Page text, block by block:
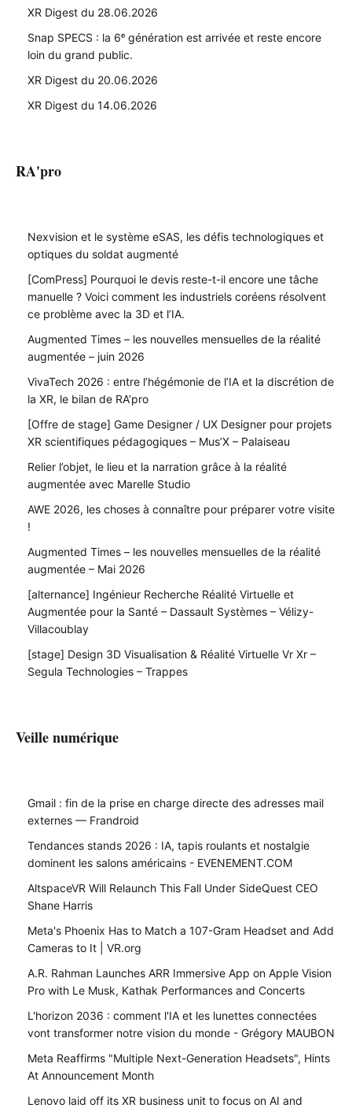
XR Digest du 28.06.2026
Snap SPECS : la 6ᵉ génération est arrivée et reste encore
loin du grand public.
XR Digest du 20.06.2026
XR Digest du 14.06.2026
RA'pro
Nexvision et le système eSAS, les défis technologiques et
optiques du soldat augmenté
[ComPress] Pourquoi le devis reste-t-il encore une tâche
manuelle ? Voici comment les industriels coréens résolvent
ce problème avec la 3D et l’IA.
Augmented Times – les nouvelles mensuelles de la réalité
augmentée – juin 2026
VivaTech 2026 : entre l’hégémonie de l’IA et la discrétion de
la XR, le bilan de RA’pro
[Offre de stage] Game Designer / UX Designer pour projets
XR scientifiques pédagogiques – Mus’X – Palaiseau
Relier l’objet, le lieu et la narration grâce à la réalité
augmentée avec Marelle Studio
AWE 2026, les choses à connaître pour préparer votre visite
!
Augmented Times – les nouvelles mensuelles de la réalité
augmentée – Mai 2026
[alternance] Ingénieur Recherche Réalité Virtuelle et
Augmentée pour la Santé – Dassault Systèmes – Vélizy-
Villacoublay
[stage] Design 3D Visualisation & Réalité Virtuelle Vr Xr –
Segula Technologies – Trappes
Veille numérique
Gmail : fin de la prise en charge directe des adresses mail
externes — Frandroid
Tendances stands 2026 : IA, tapis roulants et nostalgie
dominent les salons américains - EVENEMENT.COM
AltspaceVR Will Relaunch This Fall Under SideQuest CEO
Shane Harris
Meta's Phoenix Has to Match a 107-Gram Headset and Add
Cameras to It | VR.org
A.R. Rahman Launches ARR Immersive App on Apple Vision
Pro with Le Musk, Kathak Performances and Concerts
L'horizon 2036 : comment l'IA et les lunettes connectées
vont transformer notre vision du monde - Grégory MAUBON
Meta Reaffirms "Multiple Next-Generation Headsets", Hints
At Announcement Month
Lenovo laid off its XR business unit to focus on AI and